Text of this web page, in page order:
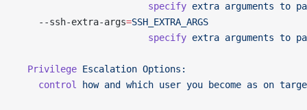
                        specify
extra arguments to
    --ssh-extra-args
=SSH_EXTRA_ARGS
                        specify
extra arguments to
  Privilege
Escalation Options:
    control
how and which user you become as on